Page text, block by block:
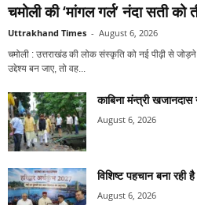
चमोली की ‘मांगल गर्ल’ नंदा सती को
Uttrakhand Times - August 6, 2026
चमोली : उत्तराखंड की लोक संस्कृति को नई पीढ़ी से
उद्देश्य बन जाए, तो वह...
काबिना मंन्त्री
August 6, 2026
विशिष्ट पहचान बना रही
August 6, 2026